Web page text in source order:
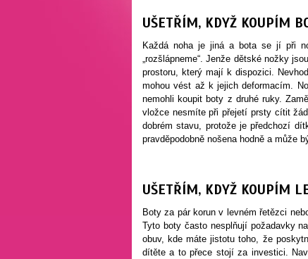
UŠETŘÍM, KDYŽ KOUPÍM
Každá noha je jiná a bota se jí při
„rozšlápneme“. Jenže dětské nožky
prostoru, který mají k dispozici.
mohou vést až k jejich deformacím.
nemohli koupit boty z druhé ruky.
vložce nesmíte při přejetí prsty cítit
dobrém stavu, protože je předchozí
pravděpodobně nošena hodně a může
UŠETŘÍM, KDYŽ KOUPÍM
Boty za pár korun v levném řetězci
Tyto boty často nesplňují požadavky
obuv, kde máte jistotu toho, že
dítěte a to přece stojí za investici.